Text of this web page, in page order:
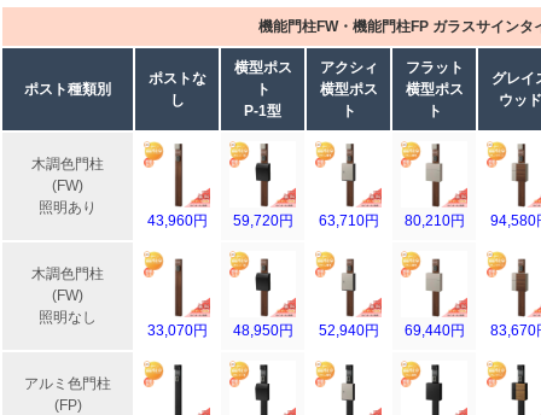
機能門柱FW・機能門柱FP ガラスサインタ
ポスト種類別
ポストな
し
横型ポス
ト
P-1型
アクシィ
横型ポス
ト
フラット
横型ポス
ト
グレイ
ウッド
木調色門柱
(FW)
照明あり
43,960円 59,720円 63,710円 80,210円 94,580
木調色門柱
(FW)
照明なし
33,070円 48,950円 52,940円 69,440円 83,670
アルミ色門柱
(FP)